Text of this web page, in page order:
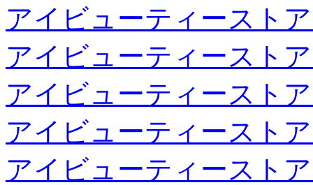
アイビューティースト
アイビューティースト
アイビューティースト
アイビューティースト
アイビューティースト